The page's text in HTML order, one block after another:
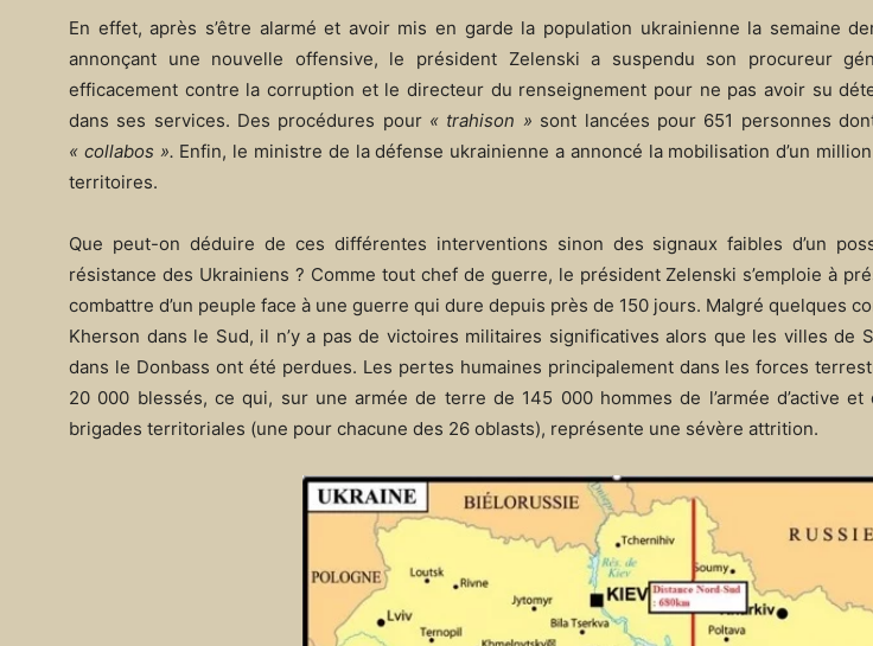
En effet, après s’être alarmé et avoir mis en garde la population ukrainienne la semaine
annonçant une nouvelle offensive, le président Zelenski a suspendu son procureur
efficacement contre la corruption et le directeur du renseignement pour ne pas avoir su
dans ses services. Des procédures pour « trahison » sont lancées pour 651 personnes
« collabos ». Enfin, le ministre de la défense ukrainienne a annoncé la mobilisation d’un
territoires.
Que peut-on déduire de ces différentes interventions sinon des signaux faibles d’un
résistance des Ukrainiens ? Comme tout chef de guerre, le président Zelenski s’emploie à
combattre d’un peuple face à une guerre qui dure depuis près de 150 jours. Malgré quelques
Kherson dans le Sud, il n’y a pas de victoires militaires significatives alors que les villes de
dans le Donbass ont été perdues. Les pertes humaines principalement dans les forces
20 000 blessés, ce qui, sur une armée de terre de 145 000 hommes de l’armée d’active
brigades territoriales (une pour chacune des 26 oblasts), représente une sévère attrition.